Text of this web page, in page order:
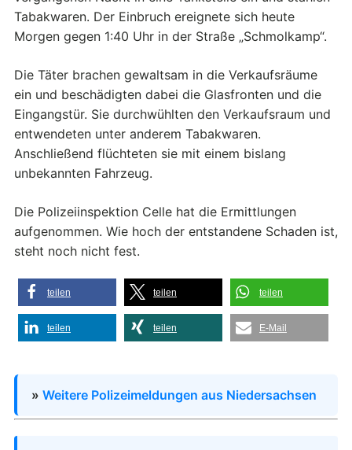
Tabakwaren. Der Einbruch ereignete sich heute
Morgen gegen 1:40 Uhr in der Straße „Schmolkamp“.
Die Täter brachen gewaltsam in die Verkaufsräume
ein und beschädigten dabei die Glasfronten und die
Eingangstür. Sie durchwühlten den Verkaufsraum und
entwendeten unter anderem Tabakwaren.
Anschließend flüchteten sie mit einem bislang
unbekannten Fahrzeug.
Die Polizeiinspektion Celle hat die Ermittlungen
aufgenommen. Wie hoch der entstandene Schaden ist,
steht noch nicht fest.
teilen teilen teilen
teilen teilen E-Mail
» Weitere Polizeimeldungen aus Niedersachsen